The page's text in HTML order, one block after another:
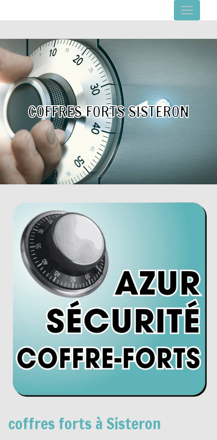
COFFRES FORTS SISTERON
coffres forts à Sisteron